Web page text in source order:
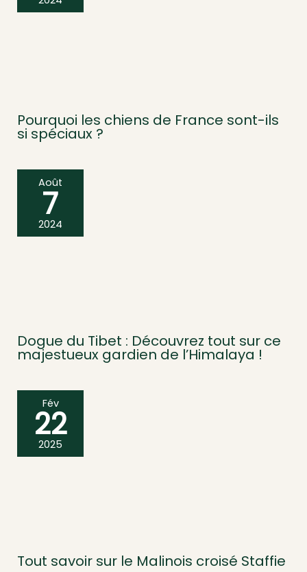
Pourquoi les chiens de France sont-ils
si spéciaux ?
Août
7
2024
Dogue du Tibet : Découvrez tout sur ce
majestueux gardien de l’Himalaya !
Fév
22
2025
Tout savoir sur le Malinois croisé Staffie